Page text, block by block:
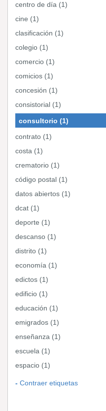
centro de día (1)
cine (1)
clasificación (1)
colegio (1)
comercio (1)
comicios (1)
concesión (1)
consistorial (1)
consultorio (1)
contrato (1)
costa (1)
crematorio (1)
código postal (1)
datos abiertos (1)
dcat (1)
deporte (1)
descanso (1)
distrito (1)
economía (1)
edictos (1)
edificio (1)
educación (1)
emigrados (1)
enseñanza (1)
escuela (1)
espacio (1)
Contraer etiquetas